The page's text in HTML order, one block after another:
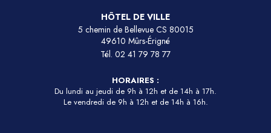
HÔTEL DE VILLE
5 chemin de Bellevue CS 80015
49610 Mûrs-Érigné
Tél. 02 41 79 78 77
HORAIRES :
Du lundi au jeudi de 9h à 12h et de 14h à 17h.
Le vendredi de 9h à 12h et de 14h à 16h.